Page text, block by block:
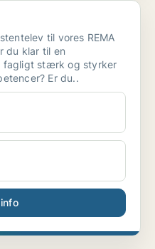
til vores REMA
du klar til en
fagligt stærk og styrker
Er du..